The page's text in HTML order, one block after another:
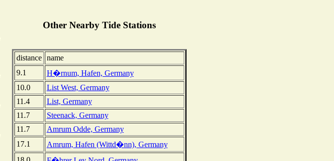
Other Nearby Tide Stations
distance
name
9.1
H�rnum, Hafen, Germany
10.0
List West, Germany
11.4
List, Germany
11.7
Steenack, Germany
11.7
Amrum Odde, Germany
17.1
Amrum, Hafen (Wittd�nn), Germany